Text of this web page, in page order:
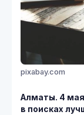
pixabay.com
Алматы. 4
в поисках